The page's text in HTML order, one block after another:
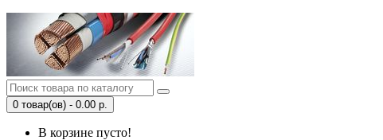
0 товар(ов) - 0.00 р.
В корзине пусто!